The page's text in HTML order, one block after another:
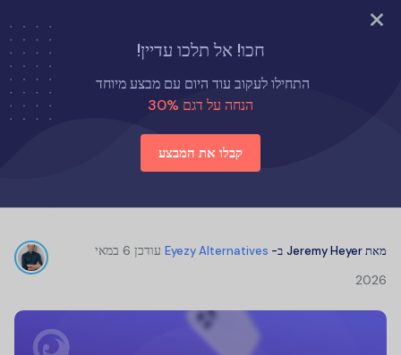
נסה עכשיו
חכו! אל תלכו עדיין!
התחילו לעקוב עוד היום עם מבצע מיוחד
הנחה על דגם 30%
קבלו את המבצע
חלופות ל-Eyezy
ביקורות על Spyic: האם אפליקציית הניטור
מאתJeremy Heyer ב- Eyezy Alternatives עודכן
6 במאי
2026